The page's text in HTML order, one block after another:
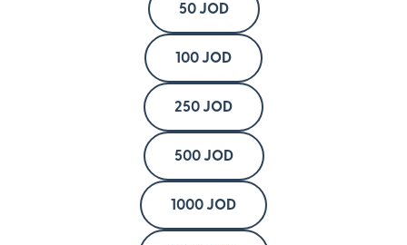
50 JOD
100 JOD
250 JOD
500 JOD
1000 JOD